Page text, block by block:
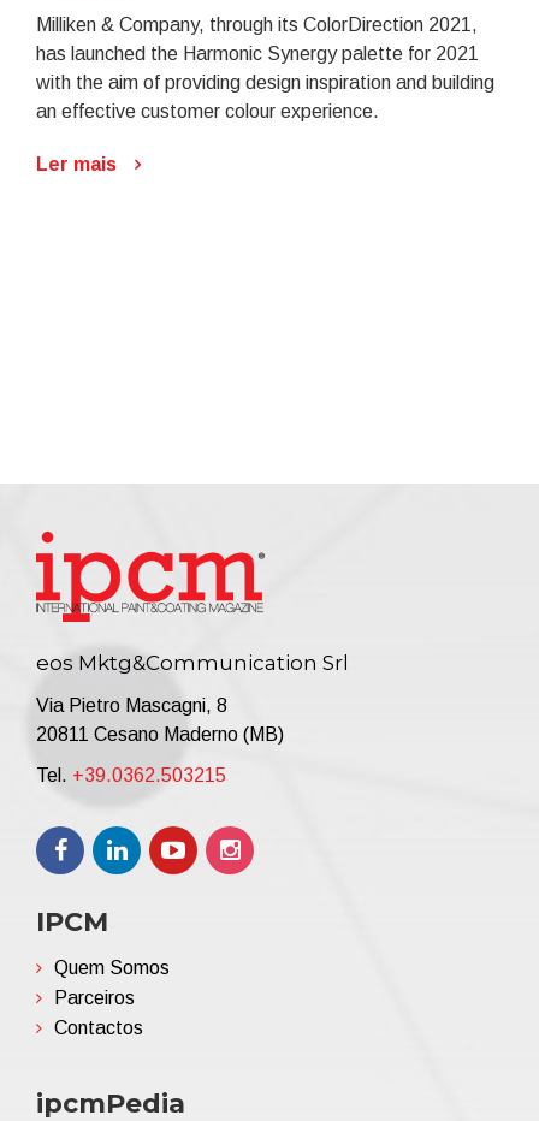
Milliken & Company, through its ColorDirection 2021,
has launched the Harmonic Synergy palette for 2021
with the aim of providing design inspiration and building
an effective customer colour experience.
Ler mais
eos Mktg&Communication Srl
Via Pietro Mascagni, 8
20811 Cesano Maderno (MB)
Tel. +39.0362.503215
IPCM
Quem Somos
Parceiros
Contactos
ipcmPedia